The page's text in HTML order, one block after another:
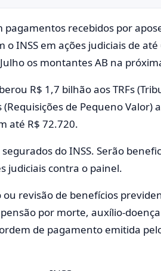
pagamentos recebidos por
INSS em ações judiciais de
os montantes AB na
R$ 1,7 bilhão aos TRFs
de Pequeno Valor)
até R$ 72.720.
do INSS. Serão
judiciais contra o painel.
revisão de benefícios
por morte, auxílio-
de pagamento emitida